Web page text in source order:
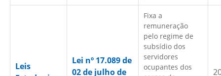
Leis
Lei nº 17.089 de
02 de julho de
Fixa a
remuneração
pelo regime de
subsídio dos
servidores
ocupantes dos